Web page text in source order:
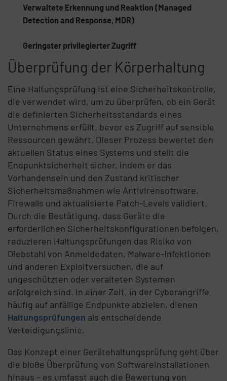
Verwaltete Erkennung und Reaktion (Managed
Detection and Response, MDR)
Geringster privilegierter Zugriff
Überprüfung der Körperhaltung
Eine Haltungsprüfung ist eine Sicherheitskontrolle,
die verwendet wird, um zu überprüfen, ob ein Gerät
die definierten Sicherheitsstandards eines
Unternehmens erfüllt, bevor es Zugriff auf sensible
Ressourcen gewährt. Dieser Prozess bewertet den
aktuellen Status eines Systems und stellt die
Endpunktsicherheit sicher, indem er das
Vorhandensein und den Zustand kritischer
Sicherheitsmaßnahmen wie Antivirensoftware,
Firewalls und aktualisierte Patch-Levels validiert.
Durch die Bestätigung, dass Geräte die
erforderlichen Sicherheitskonfigurationen befolgen,
reduzieren Haltungsprüfungen das Risiko von
Diebstahl von Anmeldedaten, Malware-Infektionen
und anderen Exploitversuchen, die auf
ungeschützten oder veralteten Systemen
erfolgreich sind. In einer Zeit, in der Cyberangriffe
häufig auf anfällige Endpunkte abzielen, dienen
Haltungsprüfungen als entscheidende
Verteidigungslinie.
Das Konzept einer Gerätehaltungsprüfung geht über
die bloße Überprüfung von Softwareinstallationen
hinaus – es umfasst auch die Bewertung von